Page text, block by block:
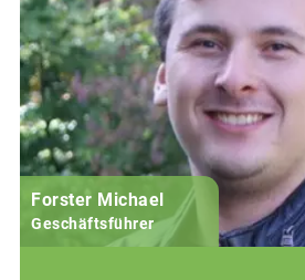
Forster Michael
Geschäftsführer